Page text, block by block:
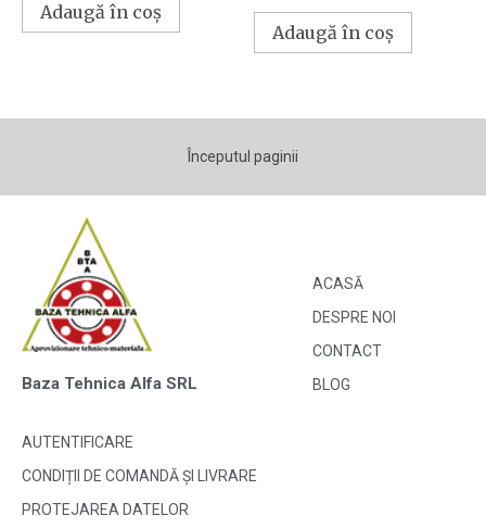
Adaugă în coș
Adaugă în coș
Începutul paginii
Baza Tehnica Alfa SRL
ACASĂ
DESPRE NOI
CONTACT
BLOG
AUTENTIFICARE
CONDIȚII DE COMANDĂ ȘI LIVRARE
PROTEJAREA DATELOR